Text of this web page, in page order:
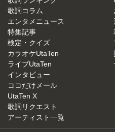
歌詞コラム
エンタメニュース
特集記事
検定・クイズ
カラオケUtaTen
ライブUtaTen
インタビュー
ココだけメール
UtaTen X
歌詞リクエスト
アーティスト一覧